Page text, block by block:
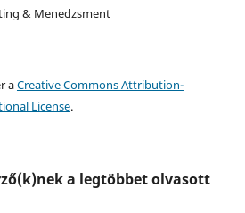
& Menedzsment
aCreative Commons Attribution-
License.
a legtöbbet olvasott